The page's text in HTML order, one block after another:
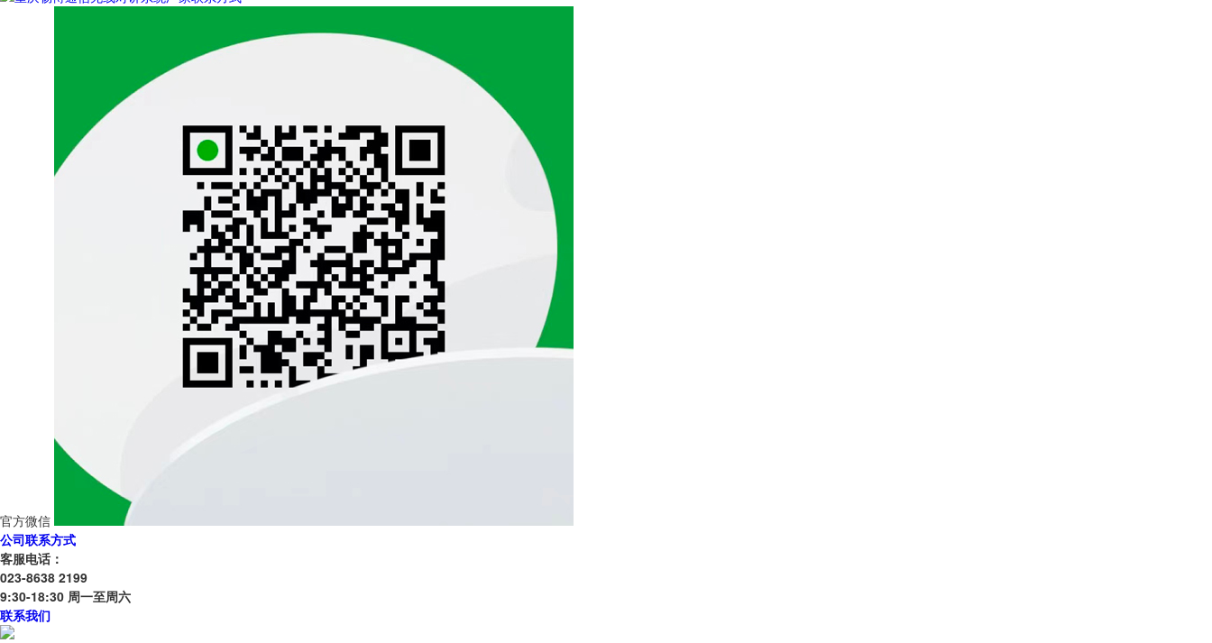
官方微信
公司联系方式
客服电话：
023-8638 2199
9:30-18:30 周一至周六
联系我们